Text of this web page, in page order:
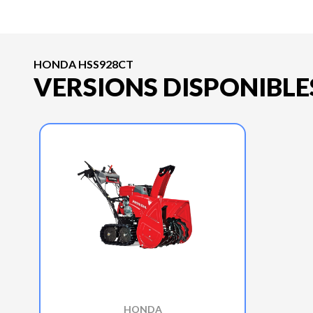
HONDA HSS928CT
VERSIONS
HONDA